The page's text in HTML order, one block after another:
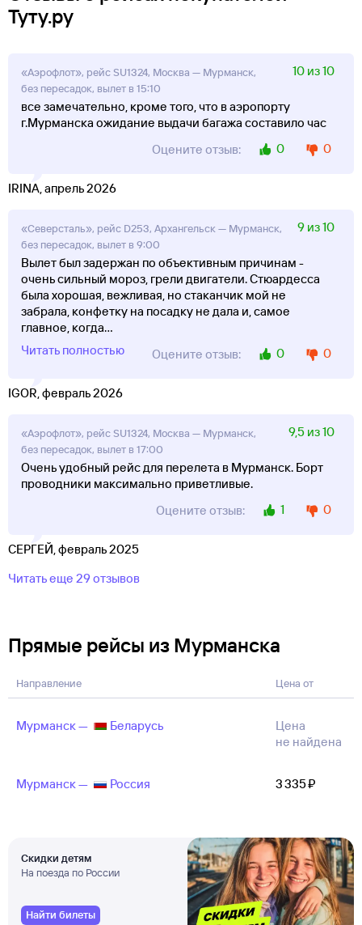
Туту.ру
«Аэрофлот», рейс SU1324, Москва — Мурманск,
без пересадок, вылет в 15:10
10 из 10
все замечательно, кроме того, что в аэропорту
г.Мурманска ожидание выдачи багажа составило час
Оцените отзыв:
0 0
IRINA, апрель 2026
«Северсталь», рейс D253, Архангельск — Мурманск,
без пересадок, вылет в 9:00
9 из 10
Вылет был задержан по объективным причинам -
очень сильный мороз, грели двигатели. Стюардесса
была хорошая, вежливая, но стаканчик мой не
забрала, конфетку на посадку не дала и, самое
главное, когда...
Читать полностью
Оцените отзыв: 0 0
IGOR, февраль 2026
«Аэрофлот», рейс SU1324, Москва — Мурманск,
без пересадок, вылет в 17:00
9,5 из 10
Очень удобный рейс для перелета в Мурманск. Борт
проводники максимально приветливые.
Оцените отзыв:
1 0
СЕРГЕЙ, февраль 2025
Читать еще 29 отзывов
Прямые рейсы из Мурманска
Направление Цена от
Мурманск — Беларусь
Цена
не найдена
Мурманск — Россия 3 ⁠335 ⁠₽
Скидки детям
На поезда по России
Найти билеты